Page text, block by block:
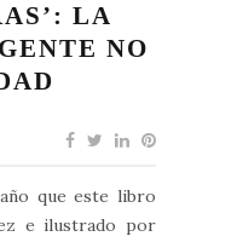
LA
NO
que este libro
e ilustrado por